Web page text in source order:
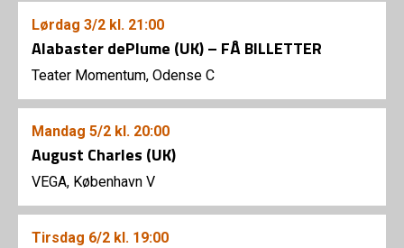
Lørdag 3/2 kl. 21:00
Alabaster dePlume (UK) – FÅ BILLETTER
Teater Momentum, Odense C
Mandag 5/2 kl. 20:00
August Charles (UK)
VEGA, København V
Tirsdag 6/2 kl. 19:00